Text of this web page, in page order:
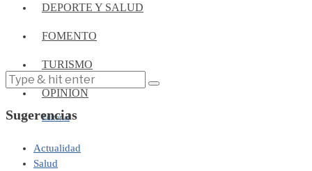
DEPORTE Y SALUD
FOMENTO
TURISMO
OPINIÓN
Editorial
Sugerencias
Actualidad
Salud